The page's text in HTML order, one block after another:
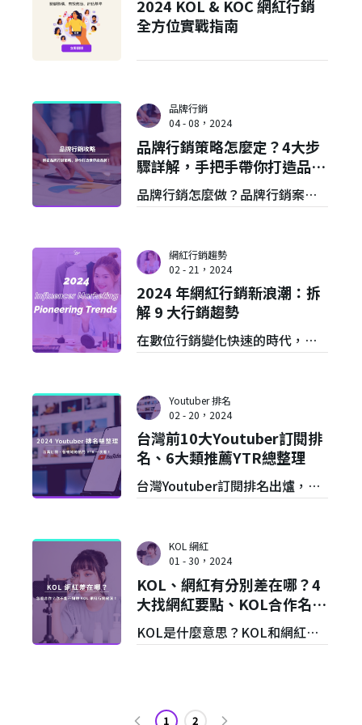
為電商品牌亟需突破的難題。
VGV Media Asia 將深入剖析電商
行銷的十大策略，哪些策略是當
2024 KOL & KOC 網紅行銷
全方位實戰指南
品牌行銷
04 - 08，2024
品牌行銷策略怎麼定？4大步
驟詳解，手把手帶你打造品牌
形象！
品牌行銷怎麼做？品牌行銷案例
念、3個分析工具、4大品牌行銷
策略步驟，也分享4個品牌行銷公
司挑選原則！如有行銷相關問
題，品牌行銷公司推薦找VGV，
幫你發揮品牌影響力！
網紅行銷趨勢
02 - 21，2024
2024 年網紅行銷新浪潮：拆
解 9 大行銷趨勢
在數位行銷變化快速的時代，網
眾不可或缺的角色。
根據最新的 Influencer
Marketing Hub 調查，有 85%
的行銷人員今年將投資網紅行
銷，這比例相較去年有成長。這
實際上都取得令人滿意的成果，
今年預計有 60% 品牌將提高在網
紅行銷的預算。
隨著越來越多品牌加入戰局，我
們必須更加精準運用趨勢，達成
Youtuber 排名
02 - 20，2024
台灣前10大Youtuber訂閱排
名、6大類推薦YTR總整理
台灣Youtuber訂閱排名出爐，百
2024年台灣Youtuber排名與10大
熱門影片，精選6大領域Youtuber
推薦名單，並公開6種YTR收入來
源與你分享！
KOL 網紅
01 - 30，2024
KOL、網紅有分別差在哪？4
大找網紅要點、KOL合作名單
指南
KOL是什麼意思？KOL和網紅分
網紅／KOL的4大合作要點，並統
1 2